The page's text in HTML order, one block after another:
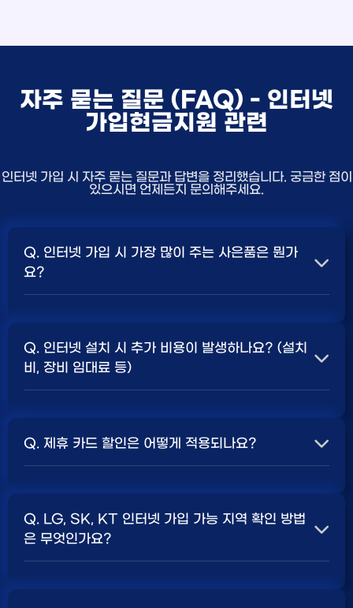
자주 묻는 질문 (FAQ) - 인터넷
가입현금지원 관련
인터넷 가입 시 자주 묻는 질문과 답변을 정리했습니다. 궁금한 점이
있으시면 언제든지 문의해주세요.
Q. 인터넷 가입 시 가장 많이 주는 사은품은 뭔가
요?
보통 500Mbps 또는 1Gbps 인터넷을 TV와 결합하여
가입할 때현금 사은품
세요.
Q. 인터넷 설치 시 추가 비용이 발생하나요? (설치
비, 장비 임대료 등)
청구되는 경우가 많습니다. 다만, 인터넷 상품 및 프로모션
책 확인 필수.
Q. 제휴 카드 할인은 어떻게 적용되나요?
에서 일정 금액이 할인됩니다. 할인 금액과 조건은 카드사
및 통신사 정책에 따라 다릅니다. 합리적인
Q. LG, SK, KT 인터넷 가입 가능 지역 확인 방법
은 무엇인가요?